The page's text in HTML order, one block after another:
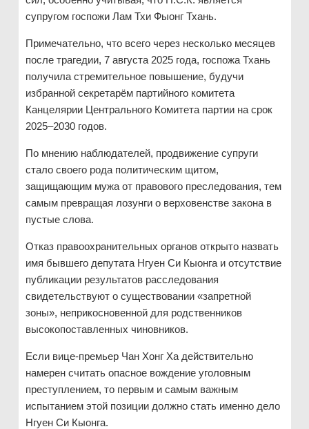
супругом госпожи Лам Тхи Фыонг Тхань.
Примечательно, что всего через несколько месяцев
после трагедии, 7 августа 2025 года, госпожа Тхань
получила стремительное повышение, будучи
избранной секретарём партийного комитета
Канцелярии Центрального Комитета партии на срок
2025–2030 годов.
По мнению наблюдателей, продвижение супруги
стало своего рода политическим щитом,
защищающим мужа от правового преследования, тем
самым превращая лозунги о верховенстве закона в
пустые слова.
Отказ правоохранительных органов открыто назвать
имя бывшего депутата Нгуен Си Кыонга и отсутствие
публикации результатов расследования
свидетельствуют о существовании «запретной
зоны», неприкосновенной для родственников
высокопоставленных чиновников.
Если вице-премьер Чан Хонг Ха действительно
намерен считать опасное вождение уголовным
преступлением, то первым и самым важным
испытанием этой позиции должно стать именно дело
Нгуен Си Кыонга.